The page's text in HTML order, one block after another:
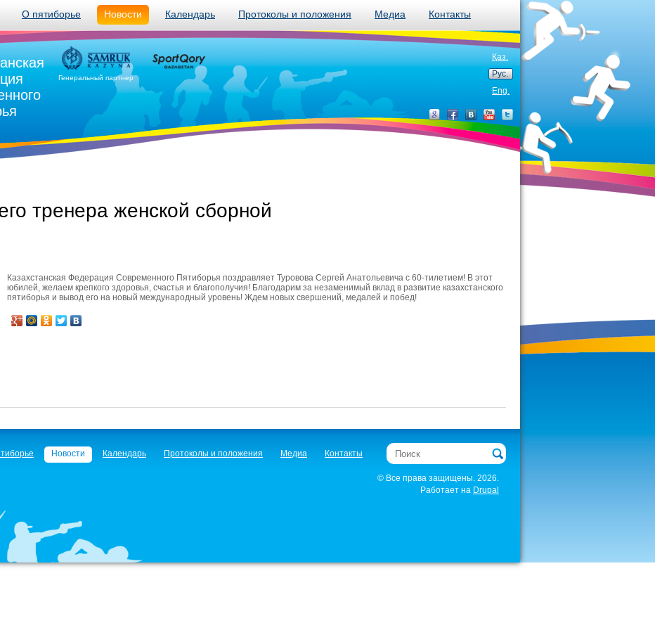
О пятиборье Новости Календарь Протоколы и положения Медиа Контакты
Қаз.
Рус.
Eng.
Генеральный партнер
тренера женской сборной
Казахстанская Федерация Современного Пятиборья поздравляет Туровова Сергей Анатольевича с 60-тилетием! В этот
юбилей, желаем крепкого здоровья, счастья и благополучия! Благодарим за незаменимый вклад в развитие казахстанского
пятиборья и вывод его на новый международный уровень! Ждем новых свершений, медалей и побед!
Новости Календарь Протоколы и положения Медиа Контакты Поиск
© Все права защищены. 2026.
Работает на Drupal